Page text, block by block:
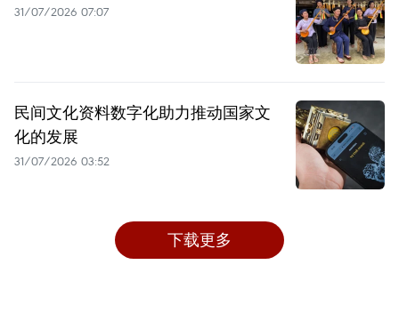
31/07/2026 07:07
民间文化资料数字化助力推动国家文
化的发展
31/07/2026 03:52
下载更多